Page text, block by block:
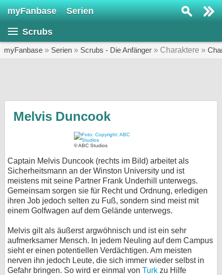
myFanbase Serien
Scrubs
myFanbase » Serien » Scrubs - Die Anfänger » Charaktere »
Melvis Duncook
© ABC Studios
Captain Melvis Duncook (rechts im Bild) arbeitet als
Sicherheitsmann an der Winston University und ist
meistens mit seine Partner Frank Underhill unterwegs.
Gemeinsam sorgen sie für Recht und Ordnung, erledigen
ihren Job jedoch selten zu Fuß, sondern sind meist mit
einem Golfwagen auf dem Gelände unterwegs.
Melvis gilt als äußerst argwöhnisch und ist ein sehr
aufmerksamer Mensch. In jedem Neuling auf dem Campus
sieht er einen potentiellen Verdächtigen. Am meisten
nerven ihn jedoch Leute, die sich immer wieder selbst in
Gefahr bringen. So wird er einmal von Turk zu Hilfe
SERIEN
KULTUR
Specials
SERVICE
Gewinnspiele
Forum
bei X
bei Facebook